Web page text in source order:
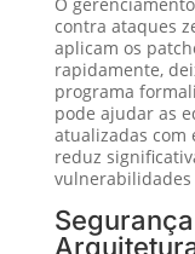
contra ataques
aplicam os
rapidamente,
programa
pode ajudar as
atualizadas com
reduz
vulnerabilidades